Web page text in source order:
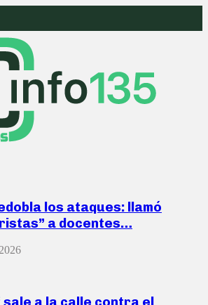
los ataques: llamó
a docentes…